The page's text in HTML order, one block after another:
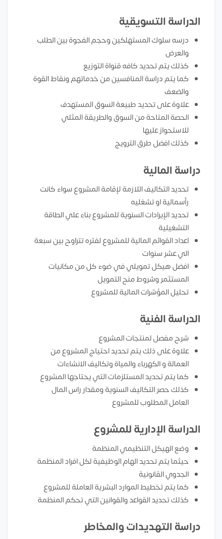
الدراسة التسويقية
درسه سلوك المستهلكين وحجم الفجوة بين الطلب
والعرض
كذلك يتم تحديد كافه قنواة التوزيع
كما يتم دراسة المنافسين من خدماتهم ونقاط القوة
والضعف
علاوة على تحديد طبيعة السوق المستهدف
الحصة المتاحة من السوق والطريقة المثلي
للاستحواز عليها
كذلك افضل طرق الترويج
دراسة المالية
تحديد التكاليف اللازمة لإقامة المشروع سواء كانت
رأسمالية او تشغليه
تحديد الإيرادات السنوية للمشروع بناء علي الطاقة
التشغيلية
اعداد القوائم المالية للمشروع لفتره تتراوح بين سبعة
الي عشر سنوات
افضل هيكل تمويلي في ضوء كل من مكانيات
المستثمر وشروط منح التمويل
تحليل المؤشرات المالية للمشروع
الدراسة الفنية
شرح مفصل لمنتجات المشروع
علاوة على ذلك يتم تحديد احتياج المشروع من
العمالة و الكهرباء والمياة وتكاليف الانشاءات
كما يتم تحديد المستلزمات التي يحتاجها المشروع
كذلك حصر التكاليف السنوية ومقدار راس المال
العامل المطلوب للمشروع
الدراسة الإدارية للمشروع
وضع الهيكل التنظيمي المنظمة
حيثما يتم تحديد الهام الوظيفية لكل افراد المنظمة
الجدوي القانونية
كما يتم تخطيط الموارد البشرية العاملة للمشروع
كذلك تحديد القواعد والقوانين التي تحكم المنظمة
دراسة التهديدات والمخاطر